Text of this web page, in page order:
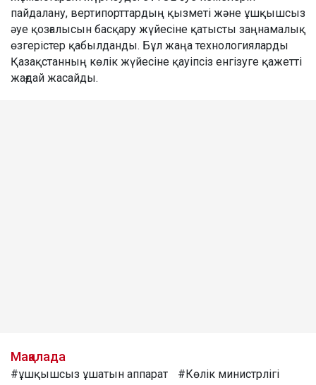
пайдалану, вертипорттардың қызметі және ұшқышсыз
әуе қозғалысын басқару жүйесіне қатысты заңнамалық
өзгерістер қабылданды. Бұл жаңа технологияларды
Қазақстанның көлік жүйесіне қауіпсіз енгізуге қажетті
жағдай жасайды.
Мақалада
#ұшқышсыз ұшатын аппарат #Көлік министрлігі